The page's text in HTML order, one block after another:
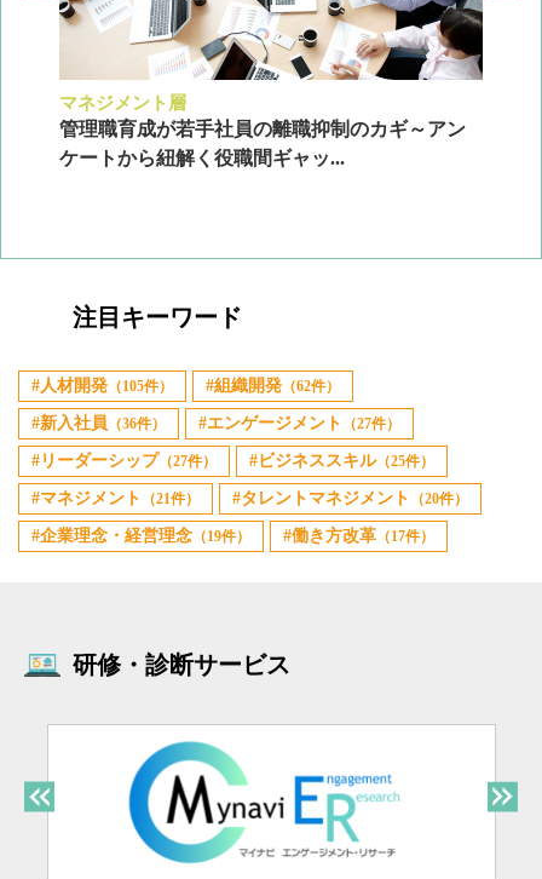
マネジメント層
管理職育成が若手社員の離職抑制のカギ～アン
ケートから紐解く役職間ギャッ...
注目キーワード
人材開発 （105件） 組織開発 （62件）
新入社員 （36件） エンゲージメント （27件）
リーダーシップ（27件） ビジネススキル（25件）
マネジメント （21件） タレントマネジメント （20件）
企業理念・経営理念 （19件） 働き方改革 （17件）
研修・診断サービス